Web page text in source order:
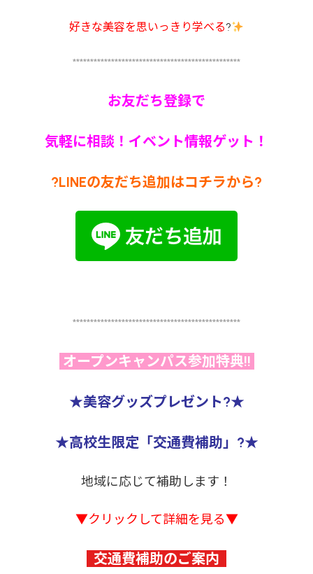
好きな美容を思いっきり学べる?
************************************************
お友だち登録で
気軽に相談！イベント情報ゲット！
?LINEの友だち追加はコチラから?
************************************************
オープンキャンパス参加特典!!
★美容グッズプレゼント?★
★高校生限定「交通費補助」?★
地域に応じて補助します！
▼クリックして詳細を見る▼
交通費補助のご案内